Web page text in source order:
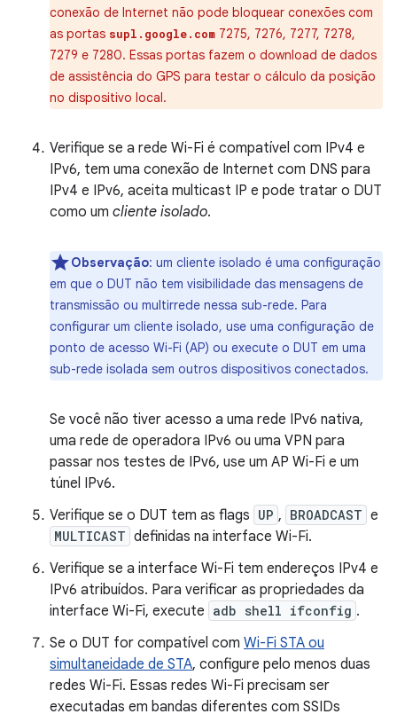
conexão de Internet não pode bloquear conexões com
as portas supl.google.com 7275, 7276, 7277, 7278,
7279 e 7280. Essas portas fazem o download de dados
de assistência do GPS para testar o cálculo da posição
no dispositivo local.
Verifique se a rede Wi-Fi é compatível com IPv4 e
IPv6, tem uma conexão de Internet com DNS para
IPv4 e IPv6, aceita multicast IP e pode tratar o DUT
como um cliente isolado.
Observação: um cliente isolado é uma configuração
em que o DUT não tem visibilidade das mensagens de
transmissão ou multirrede nessa sub-rede. Para
configurar um cliente isolado, use uma configuração de
ponto de acesso Wi-Fi (AP) ou execute o DUT em uma
sub-rede isolada sem outros dispositivos conectados.
Se você não tiver acesso a uma rede IPv6 nativa,
uma rede de operadora IPv6 ou uma VPN para
passar nos testes de IPv6, use um AP Wi-Fi e um
túnel IPv6.
Verifique se o DUT tem as flags UP , BROADCAST e
MULTICAST definidas na interface Wi-Fi.
Verifique se a interface Wi-Fi tem endereços IPv4 e
IPv6 atribuídos. Para verificar as propriedades da
interface Wi-Fi, execute adb shell ifconfig .
Se o DUT for compatível com Wi-Fi STA ou
simultaneidade de STA, configure pelo menos duas
redes Wi-Fi. Essas redes Wi-Fi precisam ser
executadas em bandas diferentes com SSIDs